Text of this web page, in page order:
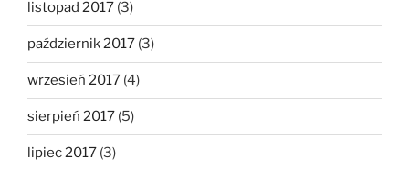
listopad 2017 (3)
październik 2017 (3)
wrzesień 2017 (4)
sierpień 2017 (5)
lipiec 2017 (3)